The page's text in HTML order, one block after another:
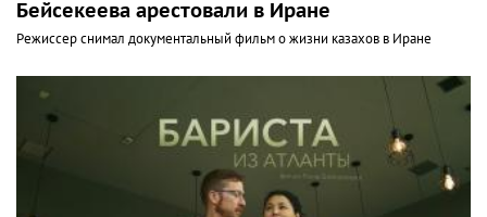
Бейсекеева арестовали в Иране
Режиссер снимал документальный фильм о жизни казахов в Иране